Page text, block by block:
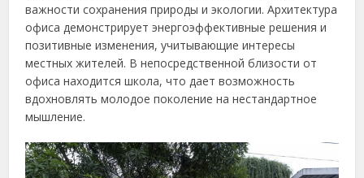
важности сохранения природы и экологии. Архитектура
офиса демонстрирует энергоэффективные решения и
позитивные изменения, учитывающие интересы
местных жителей. В непосредственной близости от
офиса находится школа, что дает возможность
вдохновлять молодое поколение на нестандартное
мышление.